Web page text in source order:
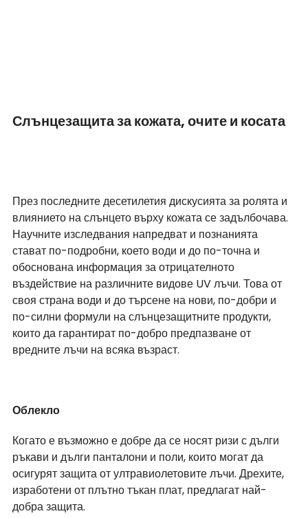
Слънцезащита за кожата, очите и косата
През последните десетилетия дискусията за ролята и
влиянието на слънцето върху кожата се задълбочава.
Научните изследвания напредват и познанията
стават по-подробни, което води и до по-точна и
обоснована информация за отрицателното
въздействие на различните видове UV лъчи. Това от
своя страна води и до търсене на нови, по-добри и
по-силни формули на слънцезащитните продукти,
които да гарантират по-добро предпазване от
вредните лъчи на всяка възраст.
Облекло
Когато е възможно е добре да се носят ризи с дълги
ръкави и дълги панталони и поли, които могат да
осигурят защита от ултравиолетовите лъчи. Дрехите,
изработени от плътно тъкан плат, предлагат най-
добра защита.